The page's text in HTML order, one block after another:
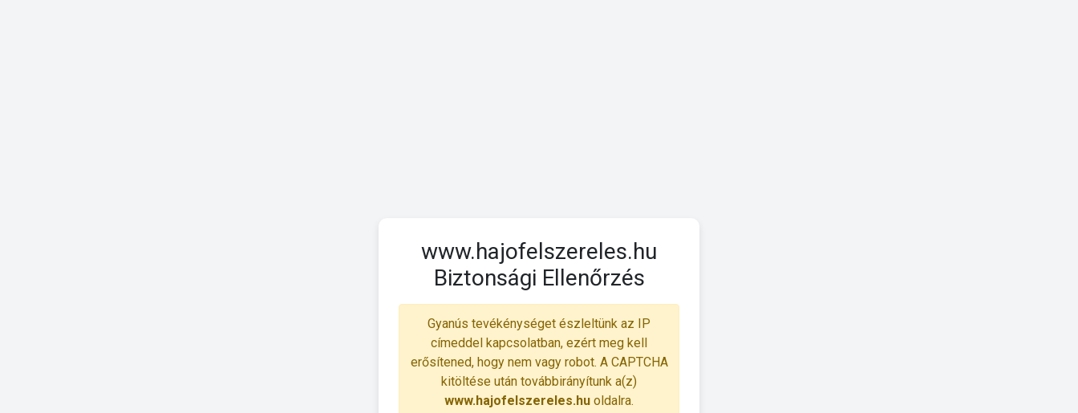
www.hajofelszereles.hu
Biztonsági Ellenőrzés
Gyanús tevékénységet észleltünk az IP
címeddel kapcsolatban, ezért meg kell
erősítened, hogy nem vagy robot. A CAPTCHA
kitöltése után továbbirányítunk a(z)
www.hajofelszereles.hu oldalra.